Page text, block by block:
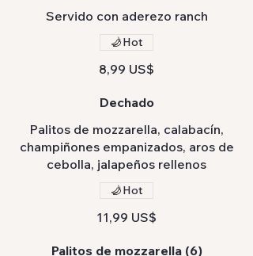
Servido con aderezo ranch
8,99 US$
Hot
Dechado
Palitos de mozzarella, calabacín,
champiñones empanizados, aros de
cebolla, jalapeños rellenos
11,99 US$
Hot
Palitos de mozzarella (6)